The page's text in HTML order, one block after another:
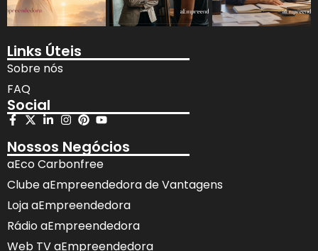
Links Úteis
Sobre nós
FAQ
Social
Nossos Negócios
aEco Carbonfree
Clube aEmpreendedora de Vantagens
Loja aEmpreendedora
Rádio aEmpreendedora
Web TV aEmpreendedora